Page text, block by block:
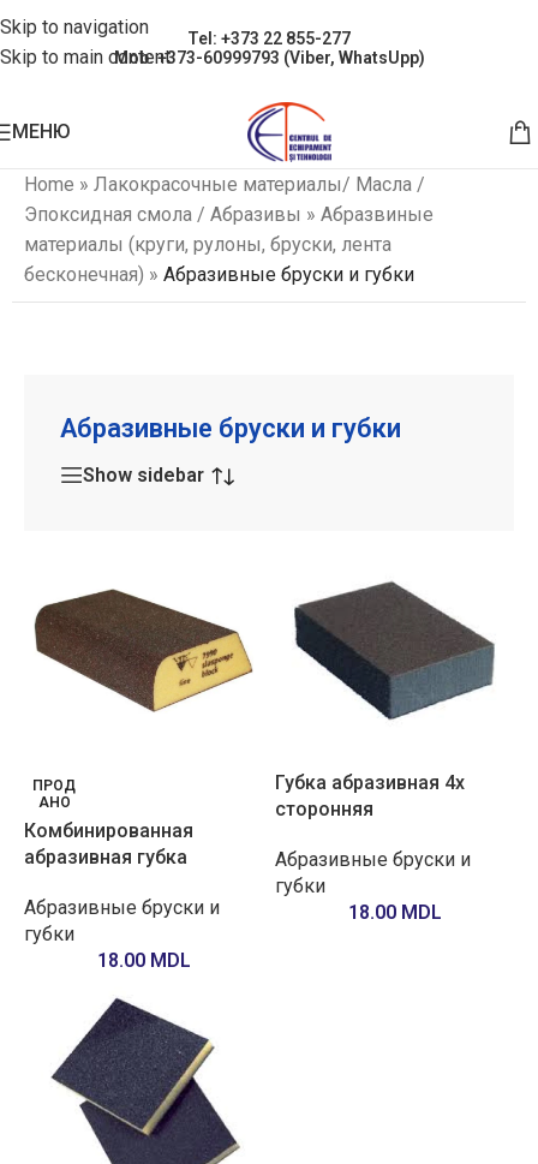
Skip to navigation
Skip to main content
Tel: +373 22 855-277
Mob: +373-60999793 (Viber, WhatsUpp)
МЕНЮ
Home » Лакокрасочные материалы/ Масла /
Эпоксидная смола / Абразивы » Абразвиные
материалы (круги, рулоны, бруски, лента
бесконечная) » Абразивные бруски и губки
Абразивные бруски и губки
Show sidebar
ПРОД
АНО
Комбинированная
абразивная губка
Абразивные бруски и
губки
18.00 MDL
Губка абразивная 4х
сторонняя
Абразивные бруски и
губки
18.00 MDL